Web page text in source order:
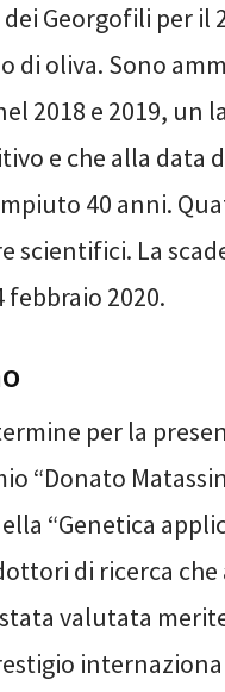
Georgofili per il
di oliva. Sono
2018 e 2019, un
e che alla data
40 anni.
La
2020.
per la
“Donato
“Genetica
di ricerca
valutata